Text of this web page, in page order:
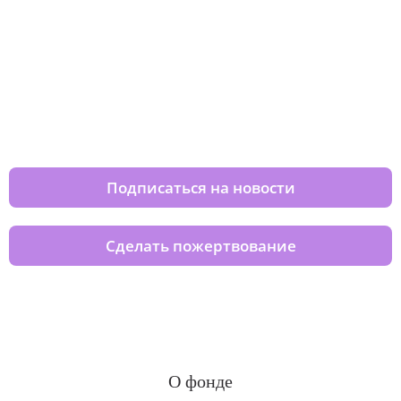
Подписаться на новости
Сделать пожертвование
О фонде